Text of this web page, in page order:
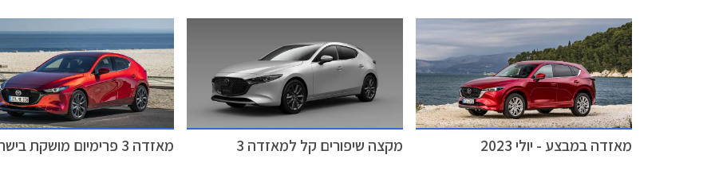
בכל הגרסאות.
המבצע יתקיים בכל אולמות התצוגה של
התאריכים 12.09.2023-13.10.2023.
מאזדה במבצע - יולי 2023 מקצה שיפורים קל למאזדה 3 מאזדה 3 פרימיום מושקת בישראל